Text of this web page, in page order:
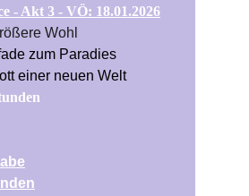
- Akt 3 - VÖ: 18.01.2026
Wohl
zum Paradies
einer neuen Welt